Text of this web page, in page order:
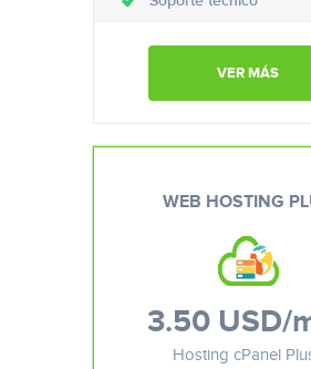
VER MÁS
WEB HOSTING
3.50 USD/
Hosting cPanel